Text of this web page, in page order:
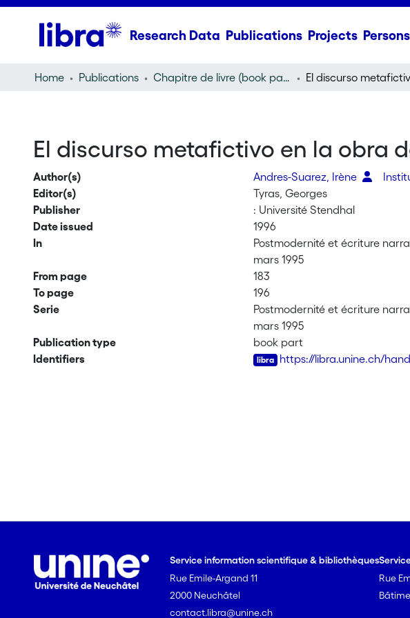
Research Data Publications Projects Persons
Home Publications Chapitre de livre (book part)
El discurso metafictivo en la obra
Author(s) Andres-Suarez, Irène
Editor(s)
Tyras, Georges
Publisher
: Université Stendhal
Date issued
1996
In
Postmodernité et écriture
mars 1995
From page
183
To page
196
Serie
Postmodernité et écriture
mars 1995
Publication type
book part
Identifiers
https://libra.unine.ch/
Service information scientifique & bibliothèques
Rue Emile-Argand 11
2000 Neuchâtel
contact.libra@unine.ch
Rue